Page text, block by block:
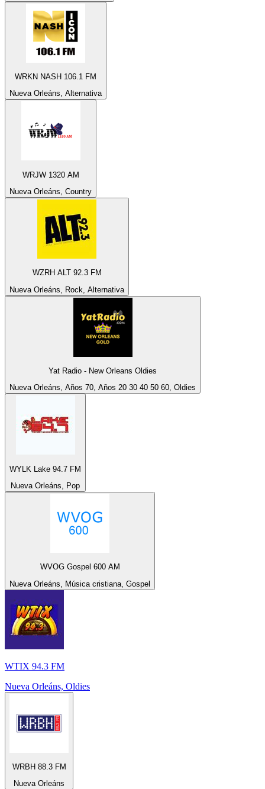
WRKN NASH 106.1 FM
Nueva Orleáns, Alternativa
WRJW 1320 AM
Nueva Orleáns, Country
WZRH ALT 92.3 FM
Nueva Orleáns, Rock, Alternativa
Yat Radio - New Orleans Oldies
Nueva Orleáns, Años 70, Años 20 30 40 50 60, Oldies
WYLK Lake 94.7 FM
Nueva Orleáns, Pop
WVOG Gospel 600 AM
Nueva Orleáns, Música cristiana, Gospel
WTIX 94.3 FM
Nueva Orleáns, Oldies
WRBH 88.3 FM
Nueva Orleáns